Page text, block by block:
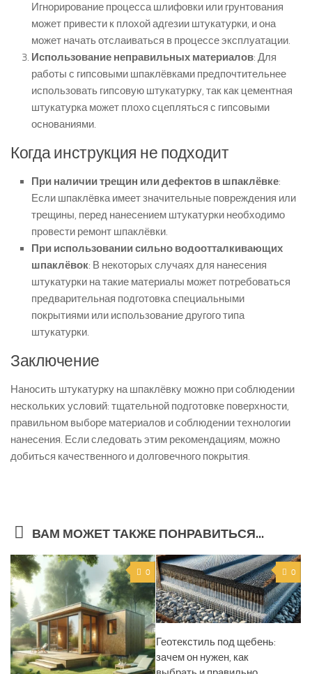
Игнорирование процесса шлифовки или грунтования
может привести к плохой адгезии штукатурки, и она
может начать отслаиваться в процессе эксплуатации.
Использование неправильных материалов: Для
работы с гипсовыми шпаклёвками предпочтительнее
использовать гипсовую штукатурку, так как цементная
штукатурка может плохо сцепляться с гипсовыми
основаниями.
Когда инструкция не подходит
При наличии трещин или дефектов в шпаклёвке:
Если шпаклёвка имеет значительные повреждения или
трещины, перед нанесением штукатурки необходимо
провести ремонт шпаклёвки.
При использовании сильно водоотталкивающих
шпаклёвок: В некоторых случаях для нанесения
штукатурки на такие материалы может потребоваться
предварительная подготовка специальными
покрытиями или использование другого типа
штукатурки.
Заключение
Наносить штукатурку на шпаклёвку можно при соблюдении
нескольких условий: тщательной подготовке поверхности,
правильном выборе материалов и соблюдении технологии
нанесения. Если следовать этим рекомендациям, можно
добиться качественного и долговечного покрытия.
ВАМ МОЖЕТ ТАКЖЕ ПОНРАВИТЬСЯ...
0 0
Геотекстиль под щебень:
зачем он нужен, как